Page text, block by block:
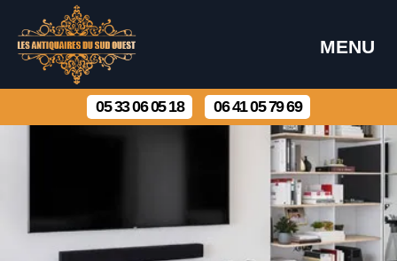
MENU
05 33 06 05 18 06 41 05 79 69